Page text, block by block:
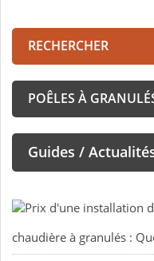
RECHERCHER
POÊLES À
Guides /
chaudière à granulés :